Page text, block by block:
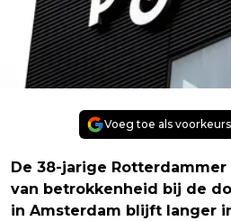
Voeg toe als
De 38-jarige
van betrokkenheid bij de
in Amsterdam blijft langer